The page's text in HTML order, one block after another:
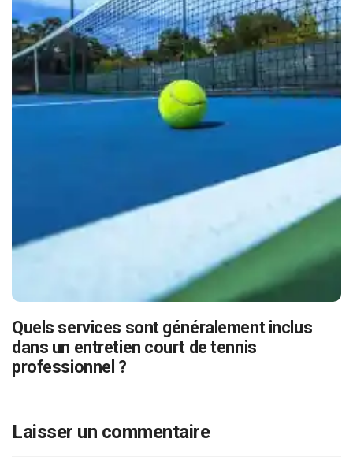
Quels services sont généralement inclus
dans un entretien court de tennis
professionnel ?
Laisser un commentaire